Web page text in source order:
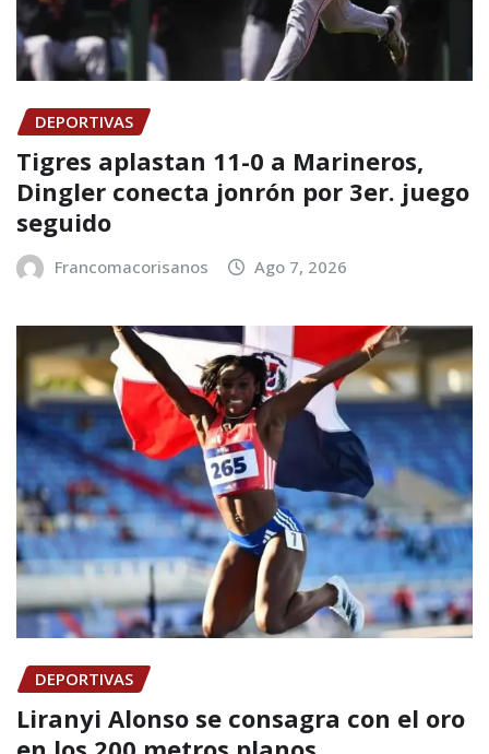
DEPORTIVAS
Tigres aplastan 11-0 a Marineros,
Dingler conecta jonrón por 3er. juego
seguido
Francomacorisanos Ago 7, 2026
DEPORTIVAS
Liranyi Alonso se consagra con el oro